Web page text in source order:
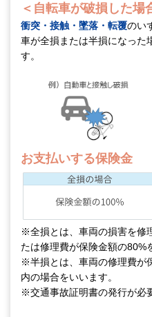
＜自転車が破損した場
衝突・接触・墜落・転覆のい
車が全損または半損になった
す。
お支払いする保険金
※全損とは、車両の損害を修
たは修理費が保険金額の80%
※半損とは、車両の修理費が
内の場合をいいます。
※交通事故証明書の発行が必